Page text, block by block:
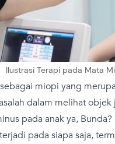
Ilustrasi Terapi pada Mata
miopi yang
dalam melihat objek
pada anak ya, Bunda?
pada siapa saja,